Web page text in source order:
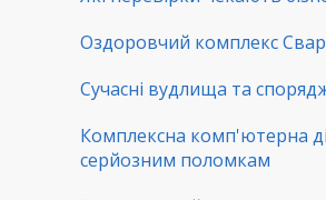
Оздоровчий комплекс
Сучасні вудлища та
Комплексна комп'ютерна
серйозним поломкам